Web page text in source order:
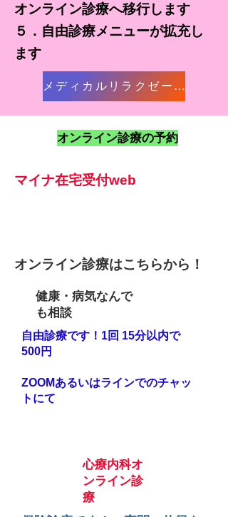
オンライン診療へ移行します
５．自由診療メニューが拡充し
ます
メディカルリラクゼーションサロンきずな
オンライン診療の予約
マイナ在宅受付web
オンライン診療はこちらから！
健康・病気なんで
も相談
​自由診療です！1回 15分以内で
500円
ZOOMあるいはラインでのチャッ
トにて
心療内科オ
ンライン診
療